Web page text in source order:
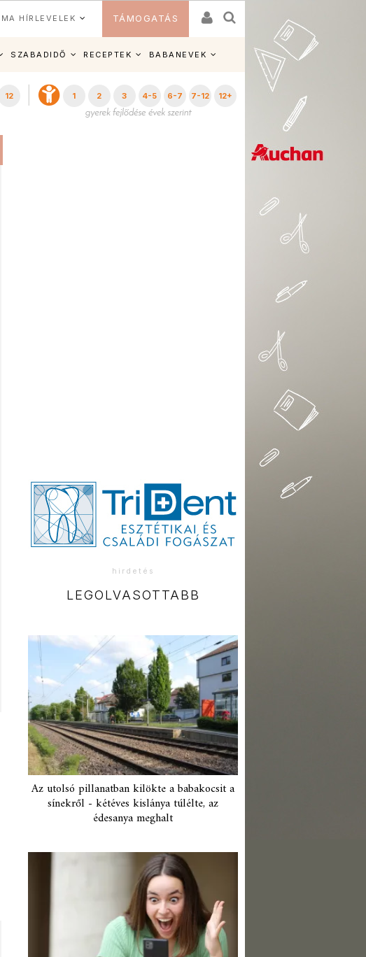
HÍRLEVELEK TÁMOGATÁS
SZABADIDŐ RECEPTEK BABANEVEK
12 1 2 3 4-5 6-7 7-12 12+
hirdetés
LEGOLVASOTTABB
Az utolsó pillanatban kilökte a babakocsit a
sínekről - kétéves kislánya túlélte, az
édesanya meghalt